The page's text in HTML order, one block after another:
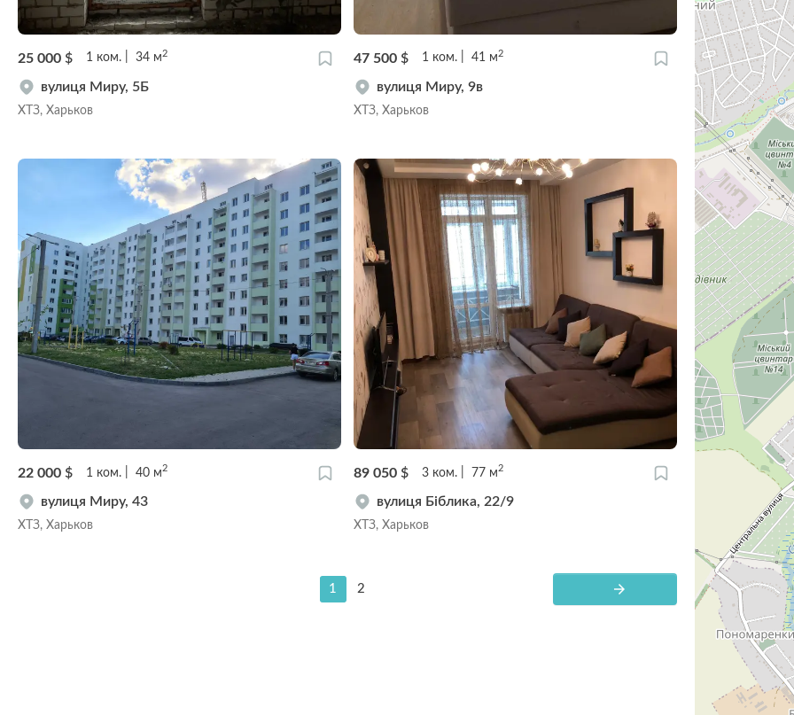
25 000 $ 1 ком. 34 м 2
вулиця Миру, 5Б
ХТЗ, Харьков
47 500 $ 1 ком. 41 м 2
вулиця Миру, 9в
ХТЗ, Харьков
22 000 $ 1 ком. 40 м2
вулиця Миру, 43
ХТЗ, Харьков
89 050 $ 3 ком. 77 м2
вулиця Біблика, 22/9
ХТЗ, Харьков
1 2